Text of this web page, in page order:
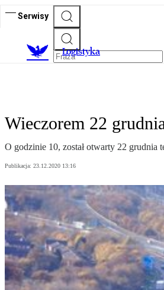
Serwisy
Logistyka
Wieczorem 22
O godzinie 10, został otwarty 22 grudnia
Publikacja: 23.12.2020 13:16